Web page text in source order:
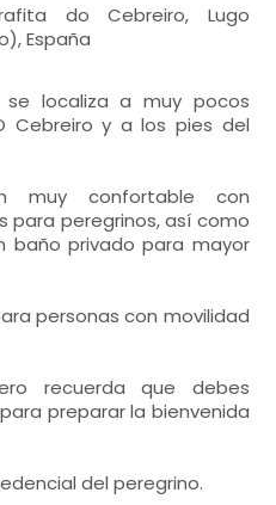
do Cebreiro, Lugo
España
se localiza a muy pocos
Cebreiro y a los pies del
muy confortable con
peregrinos, así como
baño privado para mayor
personas con movilidad
recuerda que debes
preparar la bienvenida
del peregrino.